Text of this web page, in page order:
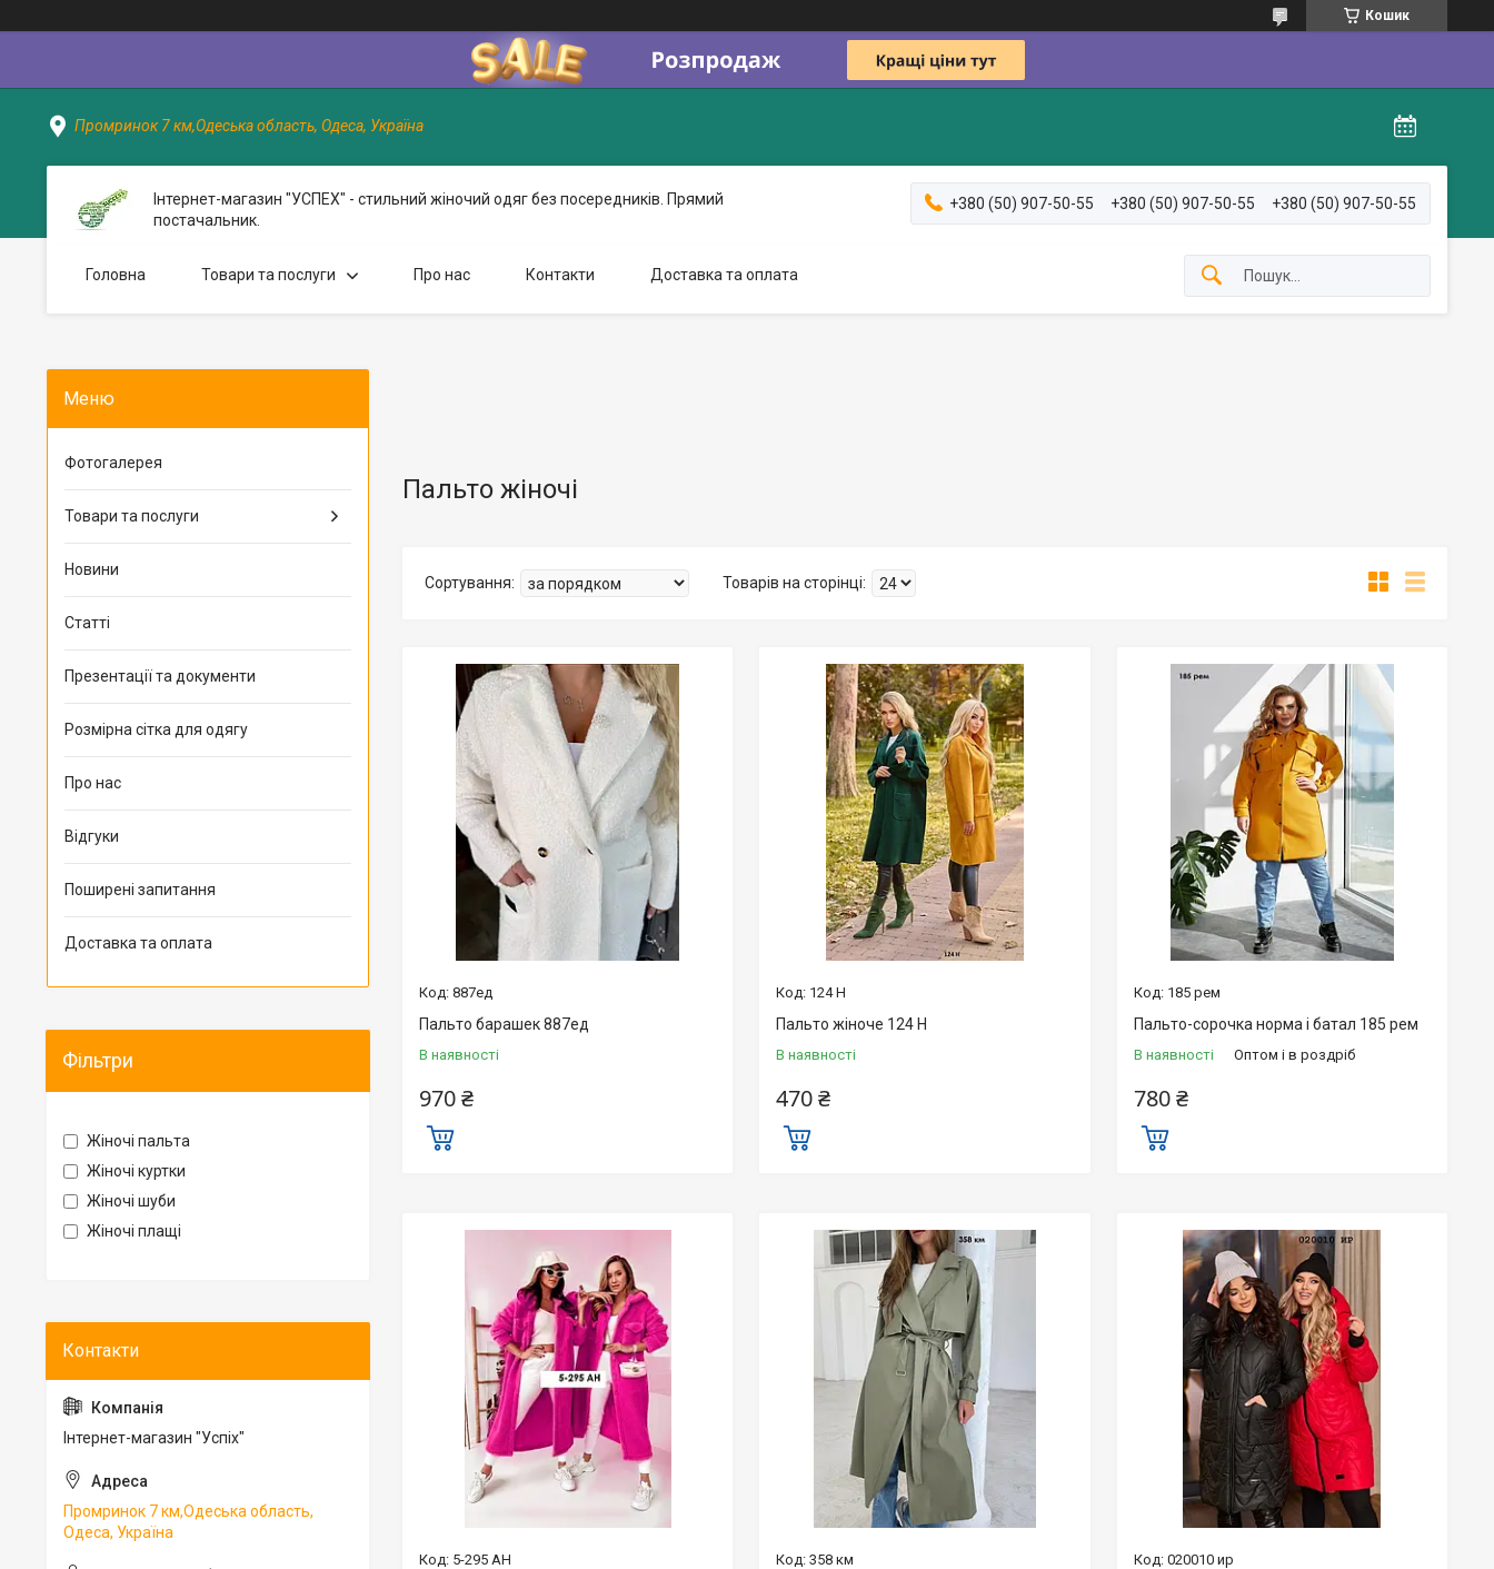
Кошик
Промринок 7 км,Одеська область, Одеса, Україна
Інтернет-магазин "УСПЕХ" - стильний жіночий одяг без посередників. Прямий
постачальник.
+380 (50) 907-50-55 +380 (50) 907-50-55 +380 (50) 907-50-55
Головна Товари та послуги Про нас Контакти Доставка та оплата
Пальто жіночі
887ед
Пальто барашек 887ед
В наявності
970 ₴
124 Н
Пальто жіноче 124 Н
В наявності
470 ₴
185 рем
Пальто-сорочка норма і батал 185 рем
В наявності Оптом і в роздріб
780 ₴
5-295 АН 358 км 020010 ир
Фотогалерея
Товари та послуги
Новини
Статті
Презентації та документи
Розмірна сітка для одягу
Про нас
Відгуки
Поширені запитання
Доставка та оплата
Фільтри
Жіночі пальта
Жіночі куртки
Жіночі шуби
Жіночі плащі
Інтернет-магазин "Успіх"
Промринок 7 км,Одеська область,
Одеса, Україна